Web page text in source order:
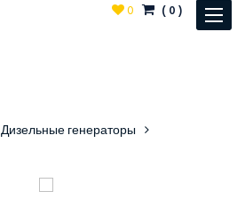
Toggle
0 (0)
Дизельные генераторы